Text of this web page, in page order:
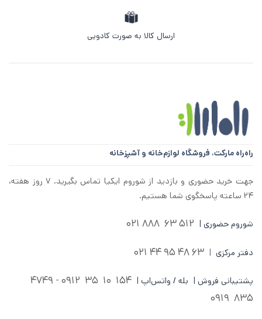
ارسال کالا به صورت کادویی
راه‌راه مارکت، فروشگاه لوازم‌خانه و آشپزخانه
جهت خرید حضوری و بازدید از شوروم ایکیا تماس بگیرید. ۷ روز هفته،
۲۴ ساعته پاسخگوی شما هستیم.
شوروم حضوری | 512 63 888 021
دفتر مرکزی |
63 48 95 44 021
پشتیبانی فروش | بله / واتس‌اپ | 154 10 35
835 0919